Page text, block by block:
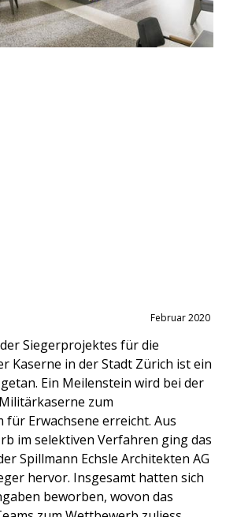
Februar 2020
Siegerprojektes für die
Kaserne in der Stadt Zürich ist ein
Ein Meilenstein wird bei der
zum
Erwachsene erreicht. Aus
im selektiven Verfahren ging das
Spillmann Echsle Architekten AG
hervor. Insgesamt hatten sich
beworben, wovon das